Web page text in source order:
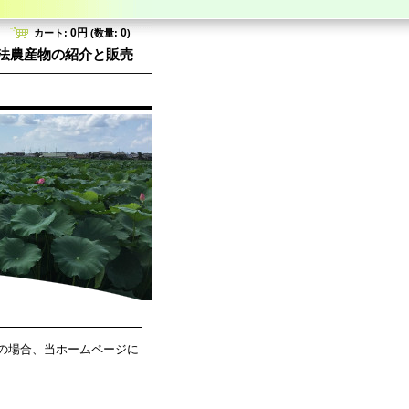
カート: 0円 (数量: 0)
農産物の紹介と販売
場合、当ホームページに